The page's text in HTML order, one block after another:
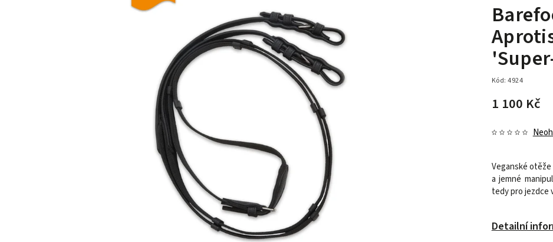
Kód: 4924
1 100 Kč
Veganské
a jemné
tedy pro jezdce
Detailní